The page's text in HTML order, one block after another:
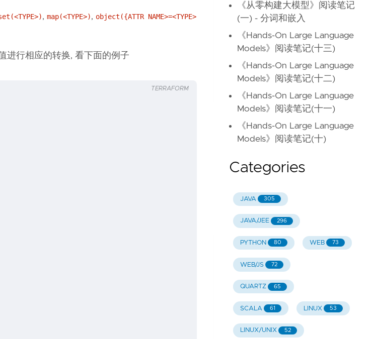
, map(<TYPE>), object({ATTR NAME>=<TYPE>
进行相应的转换, 看下面的例子
TERRAFORM
《从零构建大模型》阅读笔记
(一) - 分词和嵌入
《Hands-On Large Language
Models》阅读笔记(十三)
《Hands-On Large Language
Models》阅读笔记(十二)
《Hands-On Large Language
Models》阅读笔记(十一)
《Hands-On Large Language
Models》阅读笔记(十)
Categories
JAVA 305
JAVA/JEE 296
PYTHON 80 WEB 73
WEB/JS 72
QUARTZ 65
SCALA 61 LINUX 53
LINUX/UNIX 52